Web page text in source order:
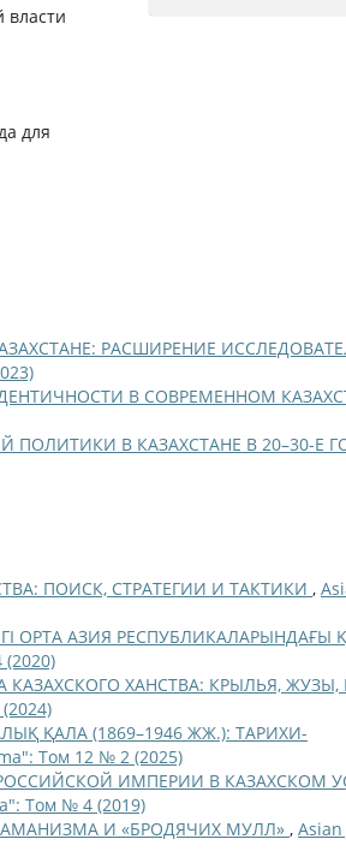
власти
для
РАСШИРЕНИЕ
В СОВРЕМЕННОМ
В КАЗАХСТАНЕ В 20–30-Е
ПОИСК, СТРАТЕГИИ И ТАКТИКИ ,
ОРТА АЗИЯ РЕСПУБЛИКАЛАРЫНДАҒЫ
ХАНСТВА: КРЫЛЬЯ,
ҚАЛА (1869–1946 ЖЖ.): ТАРИХИ-
Том 12 № 2 (2025)
ИМПЕРИИ В КАЗАХСКОМ
Том № 4 (2019)
И «БРОДЯЧИХ МУЛЛ» ,